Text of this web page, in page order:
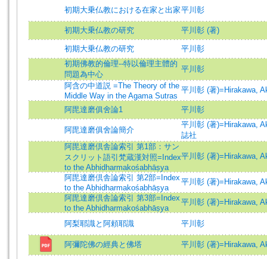
初期大乗仏教における在家と出家平川彰
初期大乗仏教の研究 平川彰 (著)
初期大乗仏教の研究
平川彰
初期佛教的倫理--特以倫理主體的
問題為中心
平川彰
阿含の中道説 =The Theory of the
Middle Way in the Agama Sutras
平川彰 (著)=Hirakawa,
阿毘達磨俱舍論1 平川彰
阿毘達磨俱舍論簡介
平川彰 (著)=Hirakawa,
誌社
阿毘達磨倶舎論索引 第1部：サン
スクリット語引梵蔵漢対照=Index
to the Abhidharmakośabhāṣya
平川彰 (著)=Hirakawa,
阿毘達磨倶舎論索引 第2部=Index
to the Abhidharmakośabhāṣya
平川彰 (著)=Hirakawa,
阿毘達磨倶舎論索引 第3部=Index
to the Abhidharmakośabhāṣya
平川彰 (著)=Hirakawa,
阿梨耶識と阿頼耶識 平川彰
阿彌陀佛の經典と佛塔 平川彰 (著)=Hirakawa,